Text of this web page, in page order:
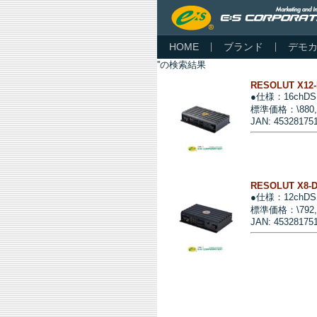
HOME ブランド デモ
''の検索結果
RESOLUT
●仕様：
標準価格：
JAN:
RESOLUT X8-
●仕様：
標準価格：
JAN: